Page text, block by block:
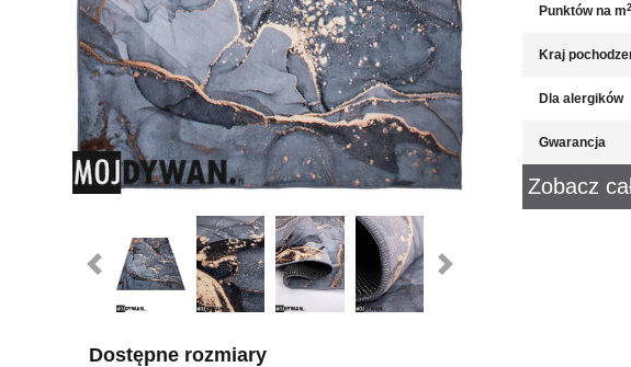
Punktów na m2
Kraj
Dla alergików
Gwarancja
Zobacz
Dostępne rozmiary